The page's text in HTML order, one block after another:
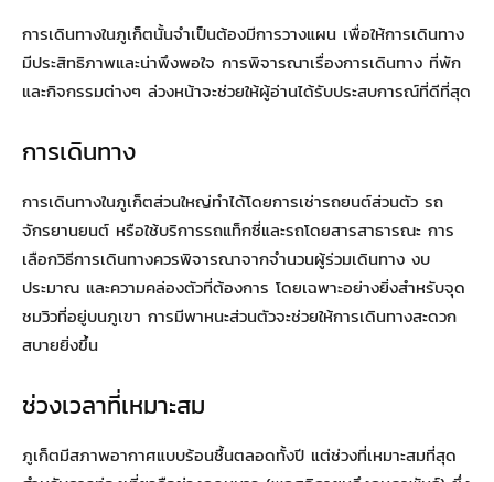
การเดินทางในภูเก็ตนั้นจำเป็นต้องมีการวางแผน เพื่อให้การเดินทาง
มีประสิทธิภาพและน่าพึงพอใจ การพิจารณาเรื่องการเดินทาง ที่พัก
และกิจกรรมต่างๆ ล่วงหน้าจะช่วยให้ผู้อ่านได้รับประสบการณ์ที่ดีที่สุด
การเดินทาง
การเดินทางในภูเก็ตส่วนใหญ่ทำได้โดยการเช่ารถยนต์ส่วนตัว รถ
จักรยานยนต์ หรือใช้บริการรถแท็กซี่และรถโดยสารสาธารณะ การ
เลือกวิธีการเดินทางควรพิจารณาจากจำนวนผู้ร่วมเดินทาง งบ
ประมาณ และความคล่องตัวที่ต้องการ โดยเฉพาะอย่างยิ่งสำหรับจุด
ชมวิวที่อยู่บนภูเขา การมีพาหนะส่วนตัวจะช่วยให้การเดินทางสะดวก
สบายยิ่งขึ้น
ช่วงเวลาที่เหมาะสม
ภูเก็ตมีสภาพอากาศแบบร้อนชื้นตลอดทั้งปี แต่ช่วงที่เหมาะสมที่สุด